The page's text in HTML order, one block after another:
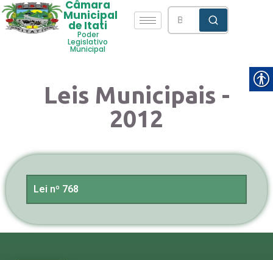
Câmara
Municipal
de Itati
Poder
Legislativo
Municipal
Leis Municipais -
2012
Lei nº 768